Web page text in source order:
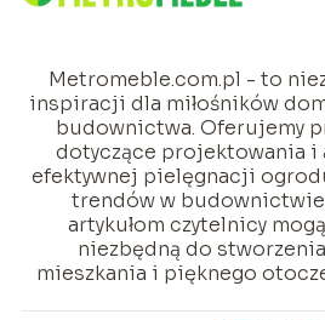
Metromeble.com.pl - to
inspiracji dla miłośników
budownictwa. Oferujemy
dotyczące projektowania i
efektywnej pielęgnacji
trendów w
artykułom czytelnicy
niezbędną do
mieszkania i pięknego